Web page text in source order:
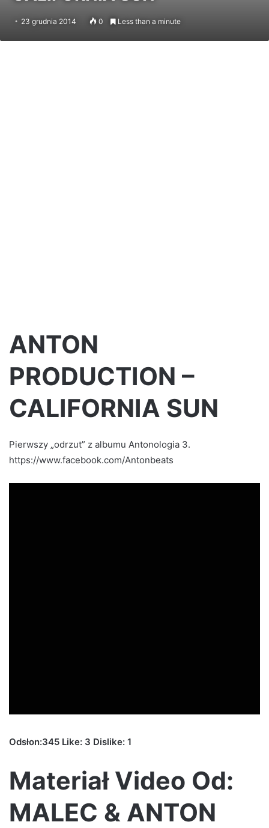
23 grudnia 2014 0 Less than a minute
ANTON
PRODUCTION –
CALIFORNIA SUN
Pierwszy „odrzut” z albumu Antonologia 3.
https://www.facebook.com/Antonbeats
Odsłon:345 Like: 3 Dislike: 1
Materiał Video Od:
MALEC & ANTON